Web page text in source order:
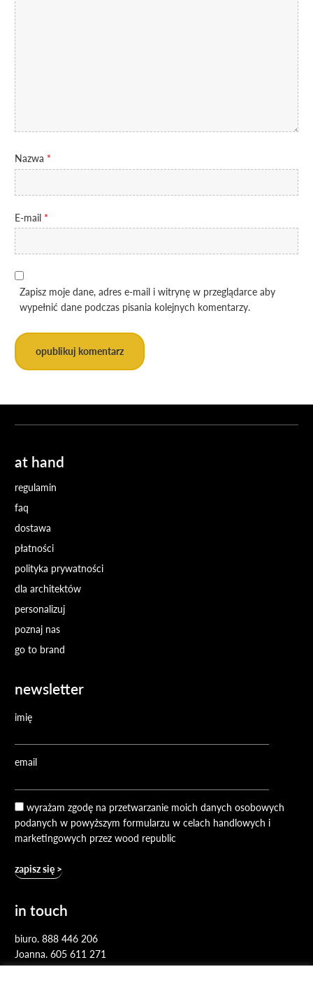
Nazwa *
E-mail *
Zapisz moje dane, adres e-mail i witrynę w przeglądarce aby
wypełnić dane podczas pisania kolejnych komentarzy.
at hand
regulamin
faq
dostawa
płatności
polityka prywatności
dla architektów
personalizuj
poznaj nas
go to brand
newsletter
imię
email
wyrażam zgodę na przetwarzanie moich danych osobowych
podanych w powyższym formularzu w celach handlowych i
marketingowych przez wood republic
in touch
biuro. 888 446 206
Joanna. 605 611 271